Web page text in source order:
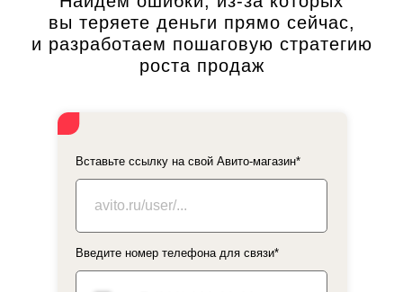
вы теряете деньги прямо сейчас,
и разработаем пошаговую стратегию
роста продаж
Вставьте ссылку на свой Авито-магазин*
Введите номер телефона для связи*
Вы выполнили свою часть: согласовали задачи
и предоставили нужные данные, а мы не успели
Вернем деньги за незавершенные работы